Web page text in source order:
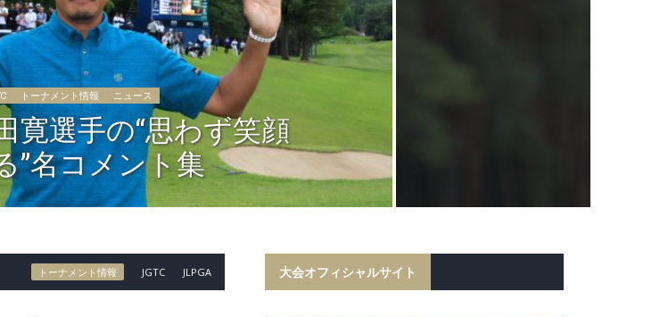
トーナメント情報 ニュース
寛選手の“思わず笑顔
”名コメント集
トーナメント情報 JGTC JLPGA 大会オフィシャルサイト